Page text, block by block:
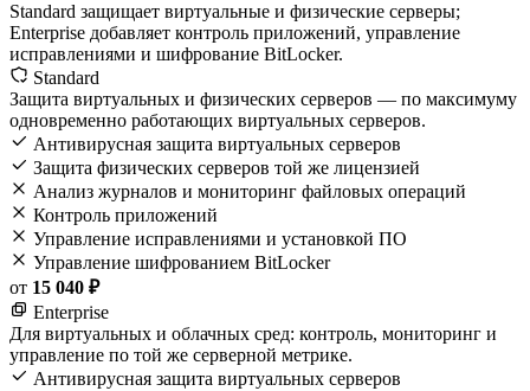
Standard защищает виртуальные и физические серверы;
Enterprise добавляет контроль приложений, управление
исправлениями и шифрование BitLocker.
Standard
Защита виртуальных и физических серверов — по максимуму
одновременно работающих виртуальных серверов.
Антивирусная защита виртуальных серверов
Защита физических серверов той же лицензией
Анализ журналов и мониторинг файловых операций
Контроль приложений
Управление исправлениями и установкой ПО
Управление шифрованием BitLocker
от 15 040 ₽
Enterprise
Для виртуальных и облачных сред: контроль, мониторинг и
управление по той же серверной метрике.
Антивирусная защита виртуальных серверов